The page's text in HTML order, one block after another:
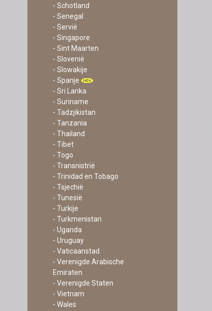
- Schotland
- Senegal
- Servië
- Singapore
- Sint Maarten
- Slovenië
- Slowakije
- Spanje
- Sri Lanka
- Suriname
- Tadzjikistan
- Tanzania
- Thailand
- Tibet
- Togo
- Transnistrië
- Trinidad en Tobago
- Tsjechië
- Tunesië
- Turkije
- Turkmenistan
- Uganda
- Uruguay
- Vaticaanstad
- Verenigde Arabische
Emiraten
- Verenigde Staten
- Vietnam
- Wales